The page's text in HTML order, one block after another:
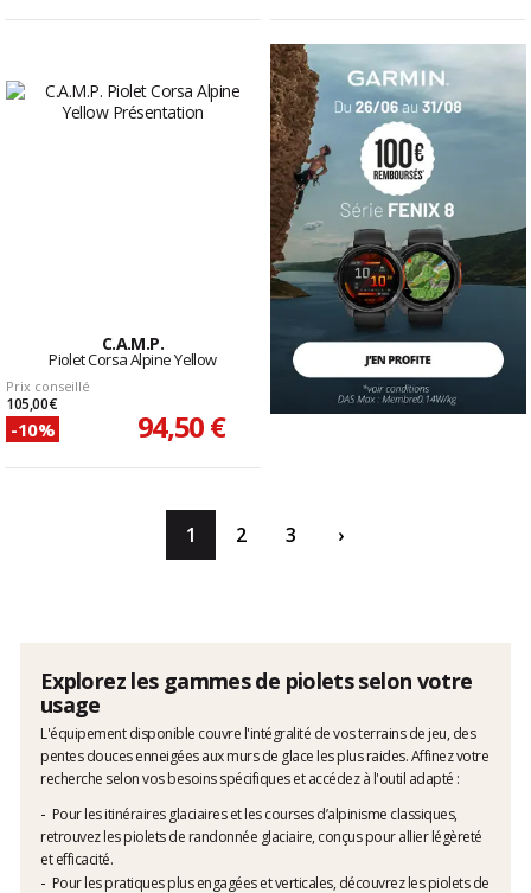
C.A.M.P.
Piolet Corsa Alpine Yellow
Prix conseillé
105,00 €
-10% 94,50 €
1 2 3 ›
Explorez les gammes de piolets selon votre
usage
L'équipement disponible couvre l'intégralité de vos terrains de jeu, des
pentes douces enneigées aux murs de glace les plus raides. Affinez votre
recherche selon vos besoins spécifiques et accédez à l'outil adapté :
Pour les itinéraires glaciaires et les courses d’alpinisme classiques,
retrouvez lespiolets de randonnée glaciaire, conçus pour allier légèreté
et efficacité.
Pour les pratiques plus engagées et verticales, découvrez lespiolets de